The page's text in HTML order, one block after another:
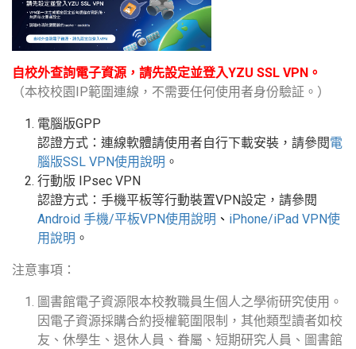
自校外查詢電子資源，請先設定並登入YZU SSL VPN。
（本校校園IP範圍連線，不需要任何使用者身份驗証。）
電腦版GPP
認證方式：連線軟體請使用者自行下載安裝，請參閱電
腦版SSL VPN使用說明 。
行動版
IPsec VPN
認證方式：手機平板等行動裝置VPN設定 ，請參閱
Android 手機/平板VPN使用說明 、 iPhone/iPad VPN使
用說明 。
注意事項：
圖書館電子資源限本校教職員生個人之學術研究使用。
因電子資源採購合約授權範圍限制，其他類型讀者如校
友、休學生、退休人員、眷屬、短期研究人員、圖書館